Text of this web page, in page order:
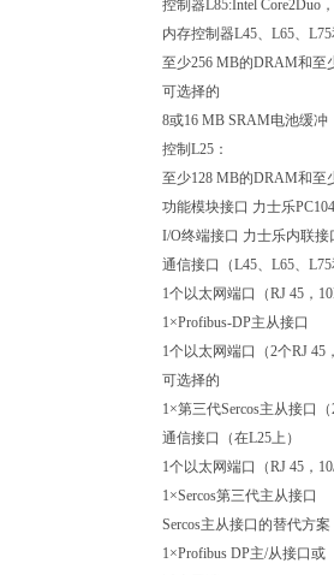
控制器L85:Intel Core2Duo
内存控制器L45、L65、
至少256 MB的DRAM和至
可选择的
8或16 MB SRAM电池缓冲
控制L25：
至少128 MB的DRAM和至
功能模块接口 力士乐
I/O终端接口 力士乐内联接
通信接口（L45、L65、
1个以太网端口（RJ 45，
1×Profibus-DP主从接口
1个以太网端口（2个RJ 45
可选择的
1×第三代Sercos主从接口
通信接口（在L25上）
1个以太网端口（RJ 45，
1×Sercos第三代主从接口
Sercos主从接口的替代方案
1×Profibus DP主/从接口或